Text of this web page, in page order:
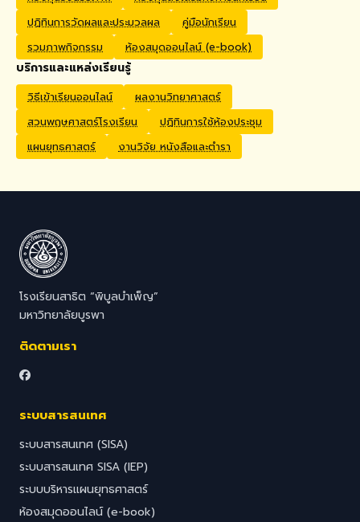
English Speakers with a
verified TOEIC score of at
least 785. Prior teaching
experience is preferred.
Interested candidates
should submit their CV,
passport copy, degree
certificates, relevant
transcripts/documents,
introduction via email to
ปฏิทินการวัดผลและประมวลผล
คู่มือนักเรียน
รวมภาพกิจกรรม
ห้องสมุดออนไลน์ (e-book)
บริการและแหล่งเรียนรู้
วิธีเข้าเรียนออนไลน์
ผลงานวิทยาศาสตร์
สวนพฤษศาสตร์โรงเรียน
ปฏิทินการใช้ห้องประชุม
แผนยุทธศาสตร์
งานวิจัย หนังสือและตำรา
โรงเรียนสาธิต “พิบูลบำเพ็ญ”
มหาวิทยาลัยบูรพา
ติดตามเรา
ระบบสารสนเทศ
ระบบสารสนเทศ (SISA)
ระบบสารสนเทศ SISA (IEP)
ระบบบริหารแผนยุทธศาสตร์
ห้องสมุดออนไลน์ (e-book)